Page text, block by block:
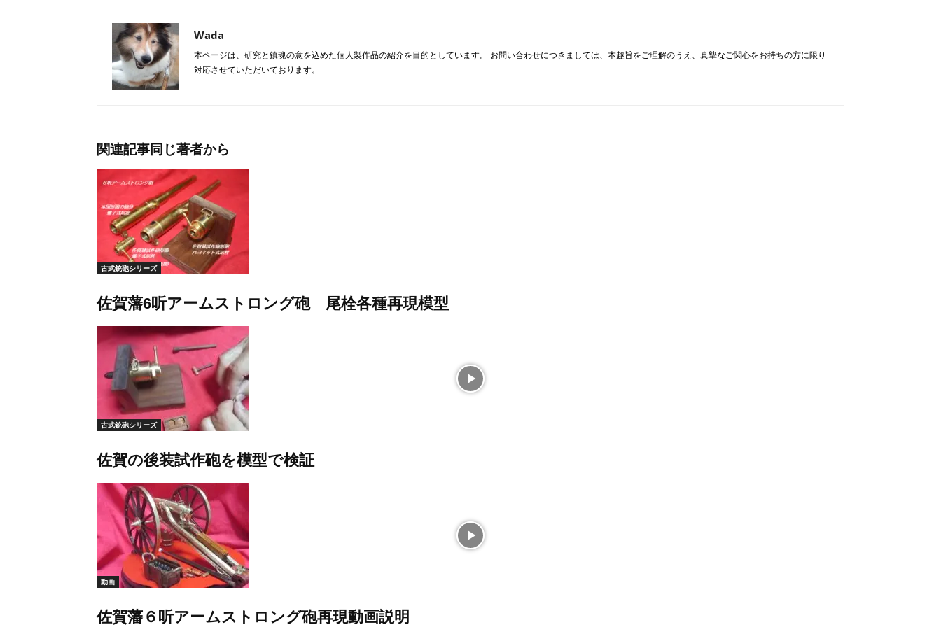
Wada
本ページは、研究と鎮魂の意を込めた個人製作品の紹介を目的としています。 お問い合わせにつきましては、本趣旨をご理解のうえ、真摯なご関心をお持ちの方に限り
対応させていただいております。
関連記事同じ著者から
古式銃砲シリーズ
佐賀藩6听アームストロング砲 尾栓各種再現模型
古式銃砲シリーズ
佐賀の後装試作砲を模型で検証
動画
佐賀藩６听アームストロング砲再現動画説明